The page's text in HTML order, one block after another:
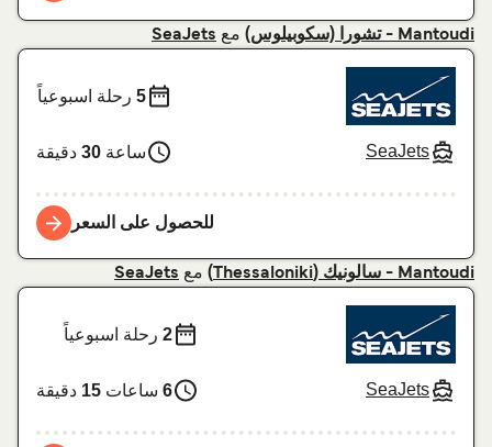
Mantoudi - تشورا (سكوبيلوس) معSeaJets
SeaJets
5رحلة اسبوعياً
ساعة30دقيقة
للحصول على السعر
Mantoudi - سالونيك (Thessaloniki) معSeaJets
SeaJets
2رحلة اسبوعياً
6 ساعات15دقيقة